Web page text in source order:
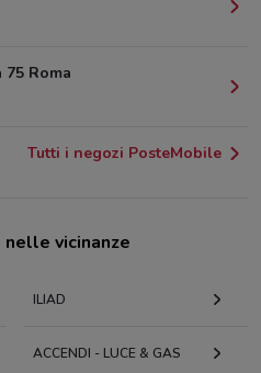
Roma
Tutti i negozi PosteMobile
vicinanze
ILIAD
ACCENDI - LUCE & GAS